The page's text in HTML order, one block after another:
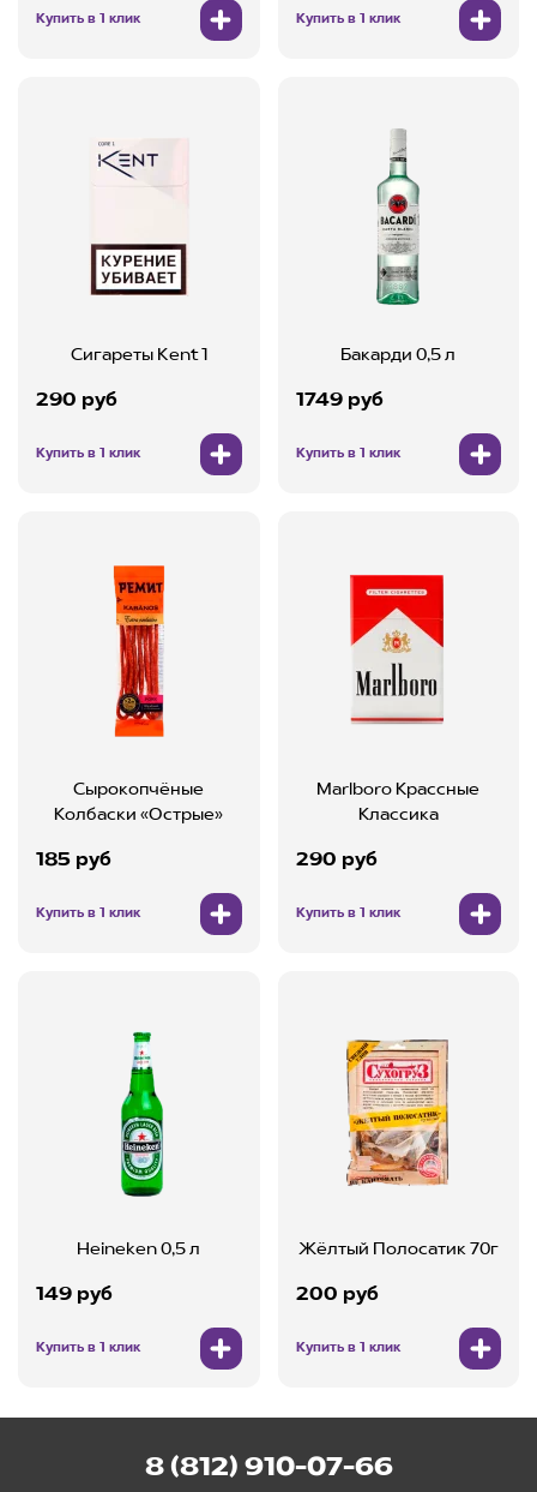
Купить в 1 клик Купить в 1 клик
Сигареты Kent 1
290 руб
Купить в 1 клик
Бакарди 0,5 л
1749 руб
Купить в 1 клик
Сырокопчёные
Колбаски «Острые»
185 руб
Купить в 1 клик
Marlboro Крассные
Классика
290 руб
Купить в 1 клик
Heineken 0,5 л
149 руб
Купить в 1 клик
Жёлтый Полосатик 70г
200 руб
Купить в 1 клик
8 (812) 910-07-66